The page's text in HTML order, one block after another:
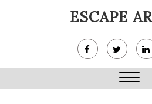
ESCAPE
Close